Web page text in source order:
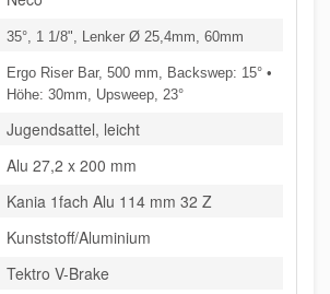
35°, 1 1/8", Lenker Ø 25,4mm, 60mm
Ergo Riser Bar, 500 mm, Backswep: 15° •
Höhe: 30mm, Upsweep, 23°
Jugendsattel, leicht
Alu 27,2 x 200 mm
Kania 1fach Alu 114 mm 32 Z
Kunststoff/Aluminium
Tektro V-Brake